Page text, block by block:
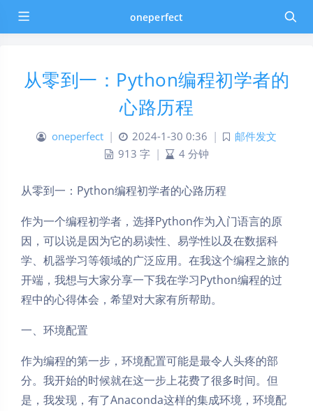
oneperfect
从零到一：Python编程初学者的
心路历程
oneperfect | 2024-1-30 0:36 |
邮件发文
913 字 | 4 分钟
从零到一：Python编程初学者的心路历程
作为一个编程初学者，选择Python作为入门语言的原
因，可以说是因为它的易读性、易学性以及在数据科
学、机器学习等领域的广泛应用。在我这个编程之旅的
开端，我想与大家分享一下我在学习Python编程的过
程中的心得体会，希望对大家有所帮助。
一、环境配置
作为编程的第一步，环境配置可能是最令人头疼的部
分。我开始的时候就在这一步上花费了很多时间。但
是，我发现，有了Anaconda这样的集成环境，环境配